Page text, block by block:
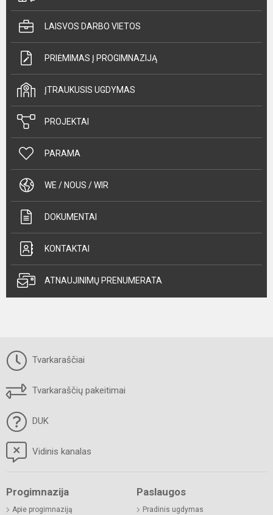
LAISVOS DARBO VIETOS
PRIĖMIMAS Į PROGIMNAZIJĄ
ĮTRAUKUSIS UGDYMAS
PROJEKTAI
PARAMA
WE / NOUS / WIR
DOKUMENTAI
KONTAKTAI
ATNAUJINIMŲ PRENUMERATA
Tvarkaraščiai
Tvarkaraščių pakeitimai
DUK
Vidinis kanalas
Progimnazija
Apie progimnaziją
Paslaugos
Pradinis ugdymas